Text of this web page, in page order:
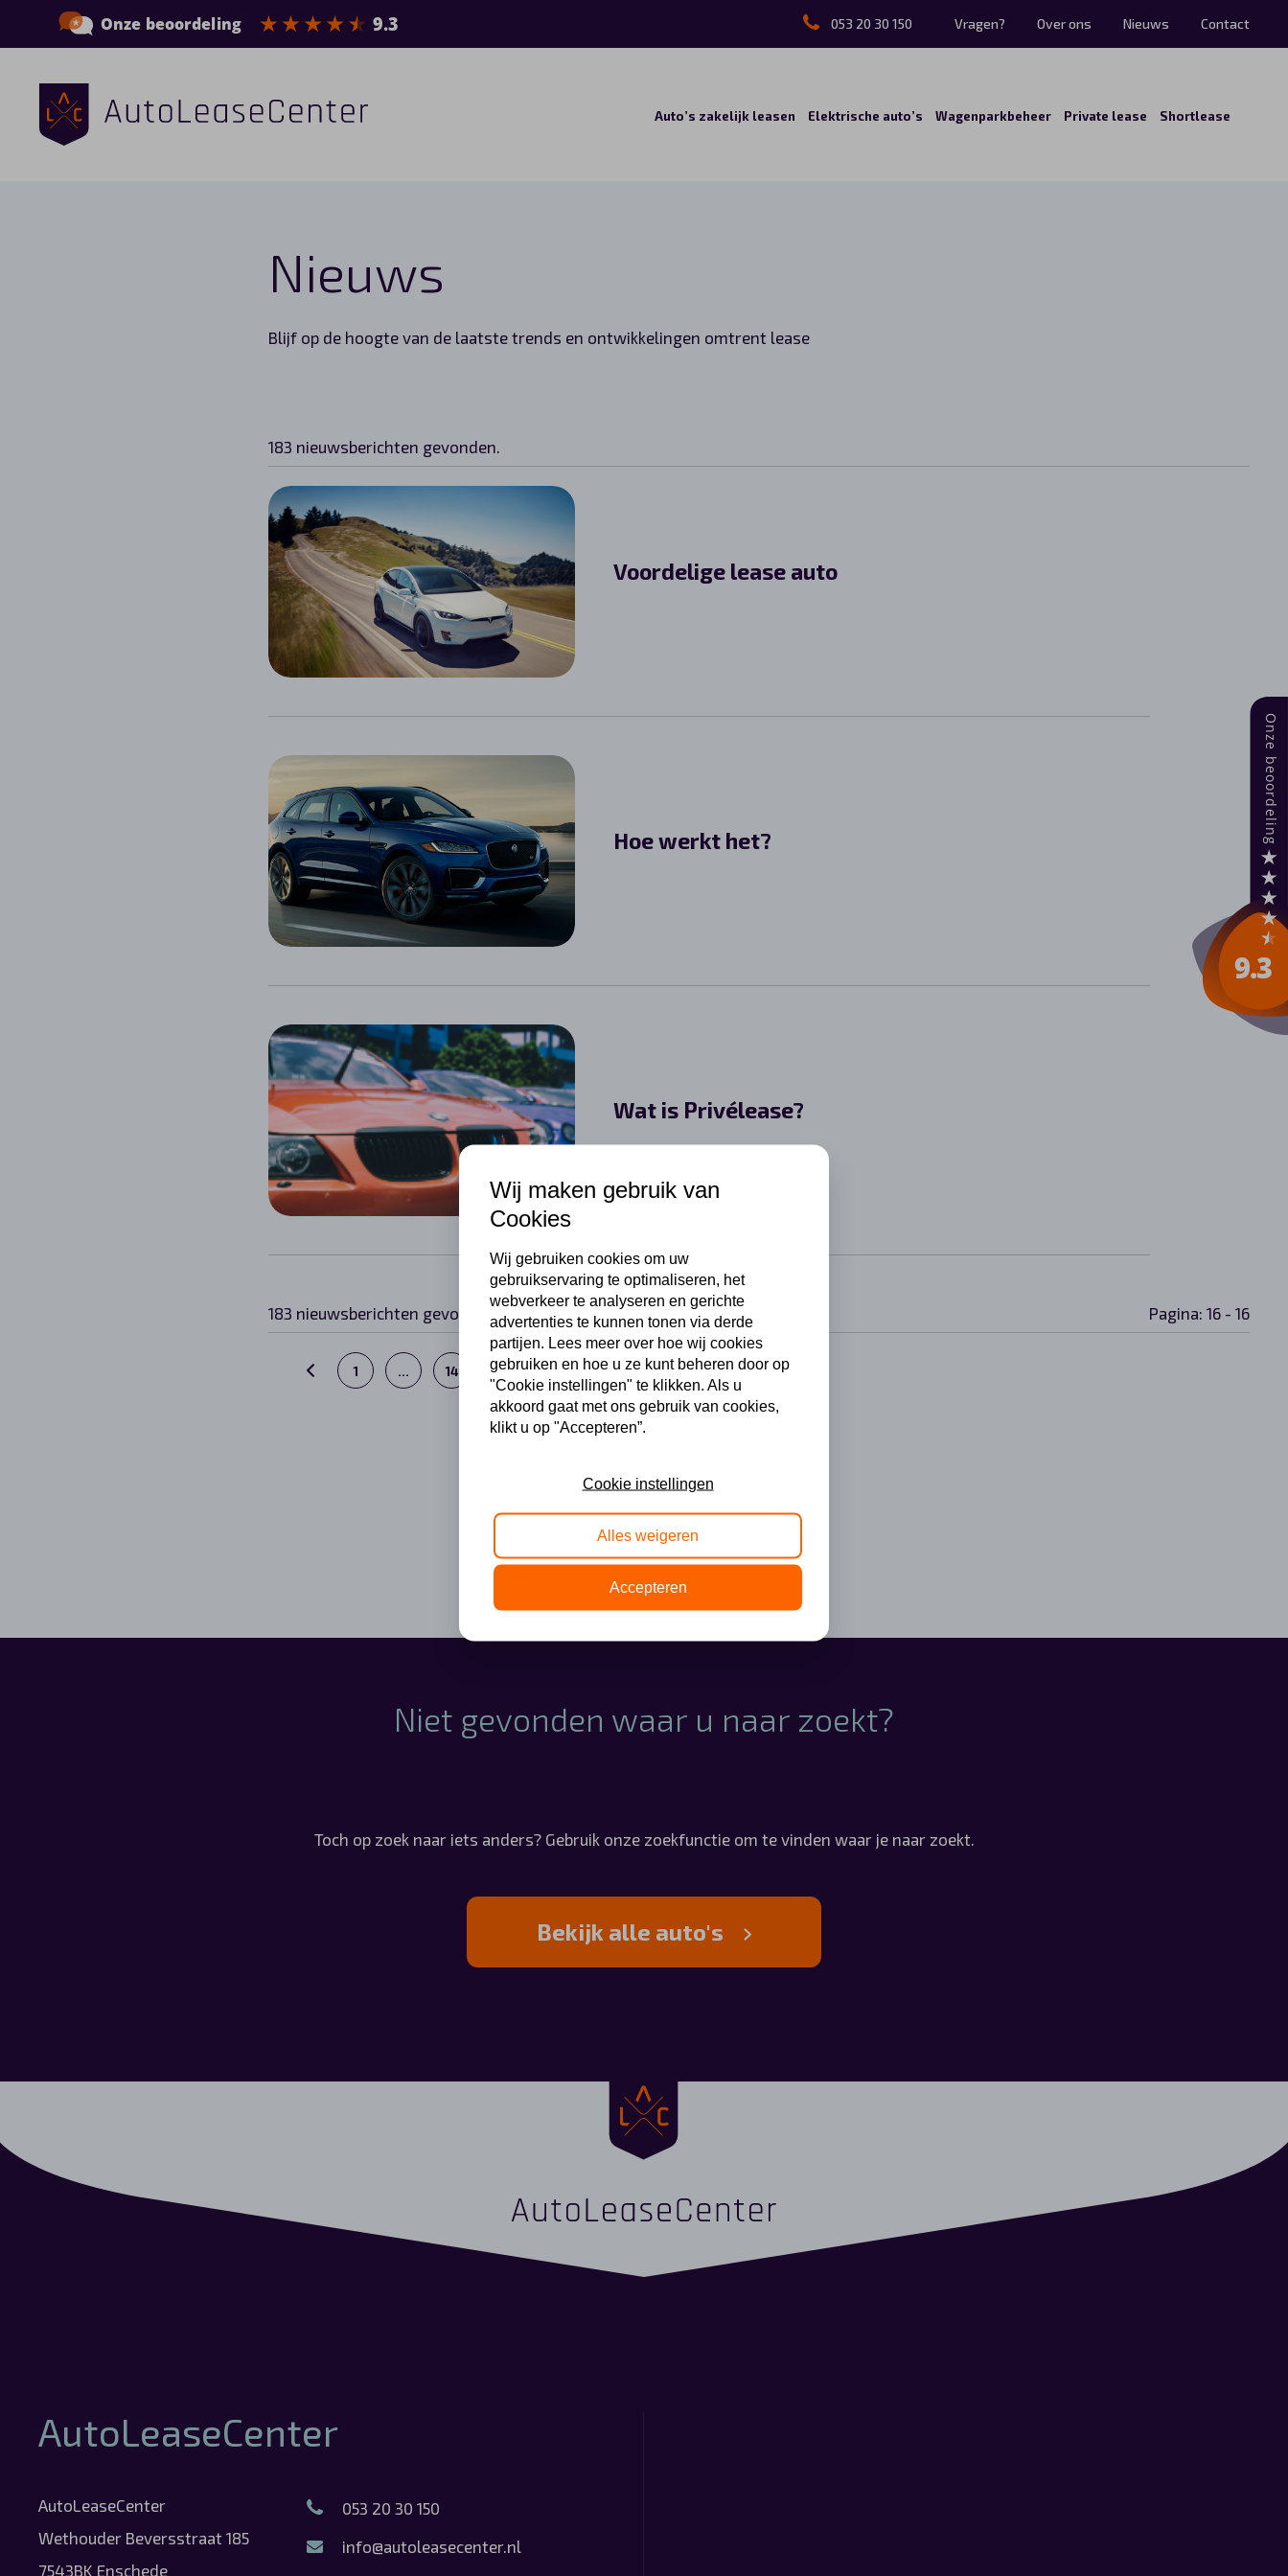
053 20 30 150 Vragen? Over ons Nieuws Contact
Auto’s zakelijk leasen Elektrische auto’s Wagenparkbeheer Private lease Shortlease
Nieuws
Blijf op de hoogte van de laatste trends en ontwikkelingen omtrent lease
183 nieuwsberichten gevonden.
Voordelige lease auto
Hoe werkt het?
Wat is Privélease?
183 nieuwsberichten gevonden. Pagina: 16 - 16
1 … 14 15 16
Niet gevonden waar u naar zoekt?
Toch op zoek naar iets anders? Gebruik onze zoekfunctie om te vinden waar je naar zoekt.
Bekijk alle auto's
AutoLeaseCenter
AutoLeaseCenter
Wethouder Beversstraat 185
7543BK Enschede
053 20 30 150
info@autoleasecenter.nl
Wij maken gebruik van
Cookies
Wij gebruiken cookies om uw
gebruikservaring te optimaliseren, het
webverkeer te analyseren en gerichte
advertenties te kunnen tonen via derde
partijen. Lees meer over hoe wij cookies
gebruiken en hoe u ze kunt beheren door op
"Cookie instellingen" te klikken. Als u
akkoord gaat met ons gebruik van cookies,
klikt u op "Accepteren”.
Cookie instellingen
Alles weigeren
Accepteren